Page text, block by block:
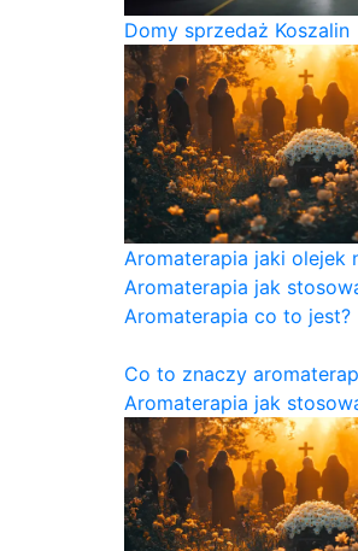
Domy sprzedaż Koszalin
Aromaterapia jaki olejek
Aromaterapia jak
Aromaterapia co to jest?
Co to znaczy
Aromaterapia jak